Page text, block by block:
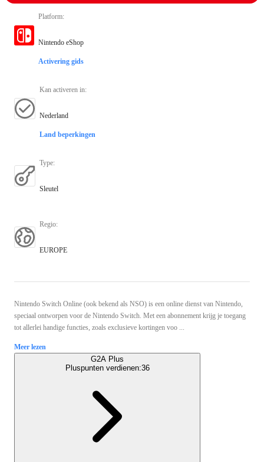
Platform:
Nintendo eShop
Activering gids
Kan activeren in:
Nederland
Land beperkingen
Type:
Sleutel
Regio:
EUROPE
Nintendo Switch Online (ook bekend als NSO) is een online dienst van Nintendo,
speciaal ontworpen voor de Nintendo Switch. Met een abonnement krijg je toegang
tot allerlei handige functies, zoals exclusieve kortingen voo ...
Meer lezen
G2A Plus
Pluspunten verdienen:36